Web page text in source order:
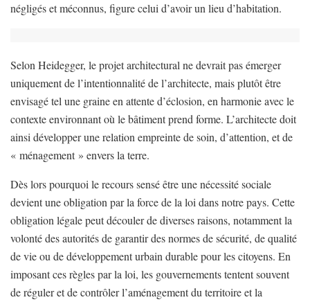
négligés et méconnus, figure celui d’avoir un lieu d’habitation.
Selon Heidegger, le projet architectural ne devrait pas émerger
uniquement de l’intentionnalité de l’architecte, mais plutôt être
envisagé tel une graine en attente d’éclosion, en harmonie avec le
contexte environnant où le bâtiment prend forme. L’architecte doit
ainsi développer une relation empreinte de soin, d’attention, et de
« ménagement » envers la terre.
Dès lors pourquoi le recours sensé être une nécessité sociale
devient une obligation par la force de la loi dans notre pays. Cette
obligation légale peut découler de diverses raisons, notamment la
volonté des autorités de garantir des normes de sécurité, de qualité
de vie ou de développement urbain durable pour les citoyens. En
imposant ces règles par la loi, les gouvernements tentent souvent
de réguler et de contrôler l’aménagement du territoire et la